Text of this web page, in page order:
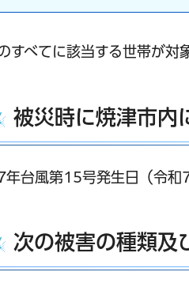
すべてに該当する世帯が対
被災時に焼津市内
年台風第15号発生日（令和
次の被害の種類及